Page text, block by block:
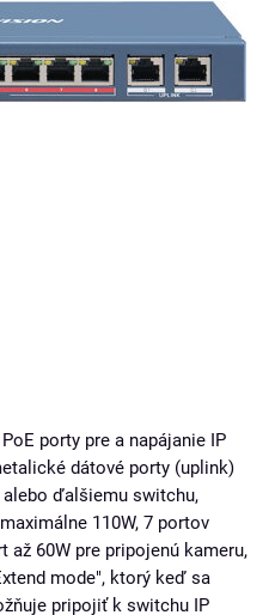
porty pre a napájanie IP
dátové porty (uplink)
ďalšiemu switchu,
110W, 7 portov
až 60W pre pripojenú kameru,
mode", ktorý keď sa
pripojiť k switchu IP